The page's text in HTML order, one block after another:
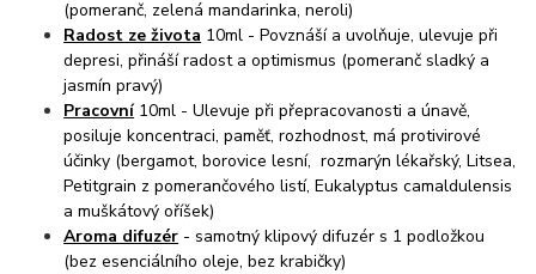
(pomeranč, zelená mandarinka, neroli)
Radost ze života 10ml - Povznáší a uvolňuje, ulevuje při
depresi, přináší radost a optimismus (pomeranč sladký a
jasmín pravý)
Pracovní10ml - Ulevuje při přepracovanosti a únavě,
posiluje koncentraci, paměť, rozhodnost, má protivirové
účinky (bergamot, borovice lesní, rozmarýn lékařský, Litsea,
Petitgrain z pomerančového listí, Eukalyptus camaldulensis
a muškátový oříšek)
Aroma difuzér - samotný klipový difuzér s 1 podložkou
(bez esenciálního oleje, bez krabičky)